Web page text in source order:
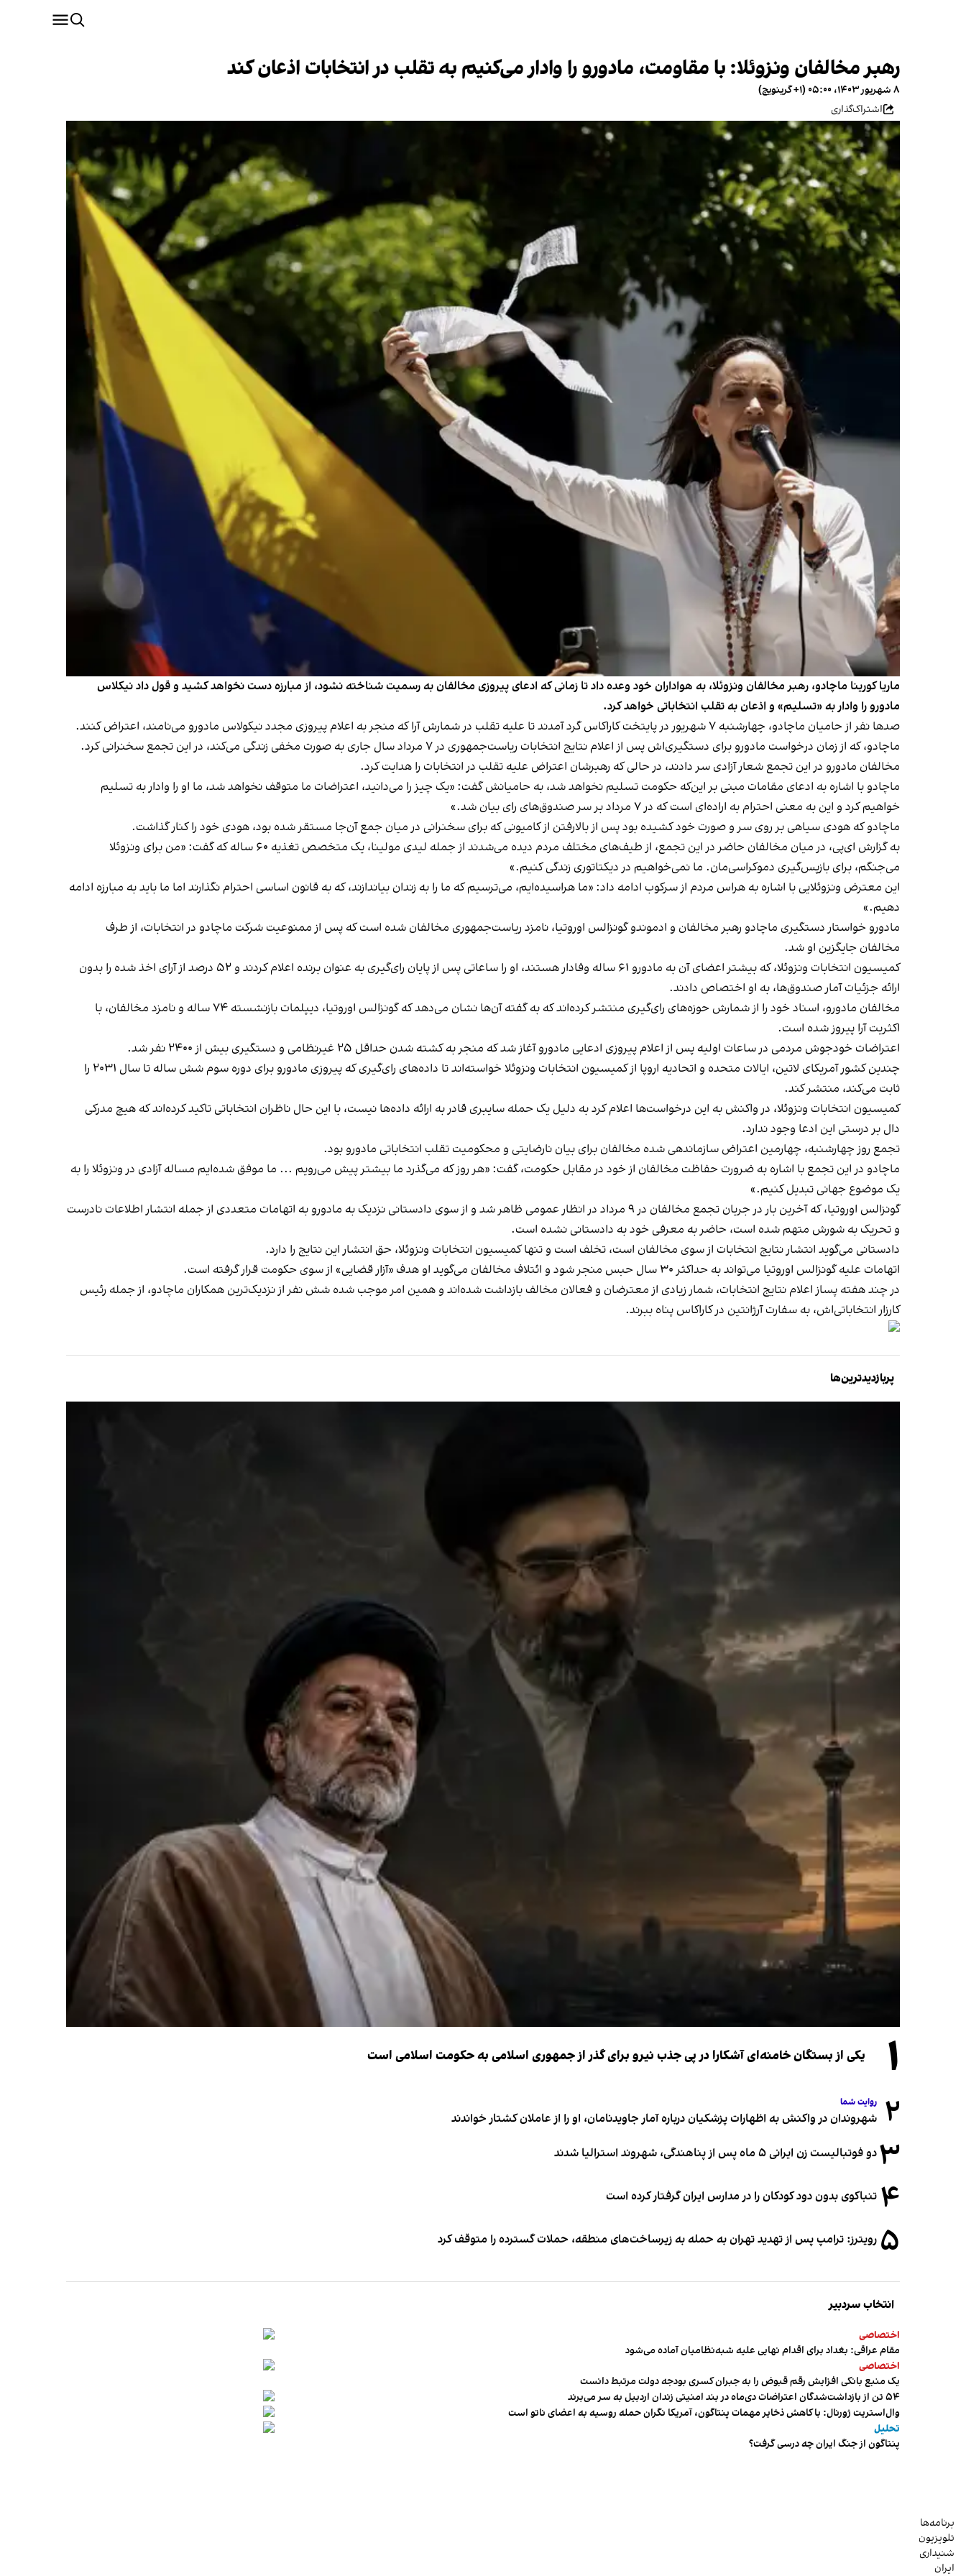
رهبر مخالفان ونزوئلا: با مقاومت، مادورو را وادار می‌کنیم به تقلب در انتخابات اذعان کند
۸ شهریور ۱۴۰۳، ۰۵:۰۰ (‎+۱ گرینویچ)
اشتراک‌گذاری
ماریا کورینا ماچادو، رهبر مخالفان ونزوئلا، به هواداران خود وعده داد تا زمانی که ادعای پیروزی مخالفان به رسمیت شناخته نشود، از مبارزه دست نخواهد کشید و قول داد نیکلاس
مادورو را وادار به «تسلیم» و اذعان به تقلب انتخاباتی خواهد کرد.
صدها نفر از حامیان ماچادو، چهارشنبه ۷ شهریور در پایتخت کاراکاس گرد آمدند تا علیه تقلب در شمارش آرا که منجر به اعلام پیروزی مجدد نیکولاس مادورو می‌نامند، اعتراض کنند.
ماچادو، که از زمان درخواست مادورو برای دستگیری‌اش پس از اعلام نتایج انتخابات ریاست‌جمهوری در ۷ مرداد سال جاری به صورت مخفی زندگی می‌کند، در این تجمع سخنرانی کرد.
مخالفان مادورو در این تجمع شعار آزادی سر دادند، در حالی که رهبرشان اعتراض علیه تقلب در انتخابات را هدایت کرد.
ماچادو با اشاره به ادعای مقامات مبنی بر این‌که حکومت تسلیم نخواهد شد، به حامیانش گفت: «یک چیز را می‌دانید، اعتراضات ما متوقف نخواهد شد، ما او را وادار به تسلیم
خواهیم کرد و این به معنی احترام به اراده‌ای است که در ۷ مرداد بر سر صندوق‌های رای بیان شد.»
ماچادو که هودی سیاهی بر روی سر و صورت خود کشیده بود پس از بالارفتن از کامیونی که برای سخنرانی در میان جمع آن‌جا مستقر شده بود، هودی خود را کنار گذاشت.
به گزارش ای‌پی، در میان مخالفان حاضر در این تجمع، از طیف‌های مختلف مردم دیده می‌شدند از جمله لیدی مولینا، یک متخصص تغذیه ۶۰ ساله که گفت: «من برای ونزوئلا
می‌جنگم، برای بازپس‌گیری دموکراسی‌مان. ما نمی‌خواهیم در دیکتاتوری زندگی کنیم.»
این معترض ونزوئلایی با اشاره به هراس مردم از سرکوب ادامه داد: «ما هراسیده‌ایم، می‌ترسیم که ما را به زندان بیاندازند، که به قانون اساسی احترام نگذارند اما ما باید به مبارزه ادامه
دهیم.»
مادورو خواستار دستگیری ماچادو رهبر مخالفان و ادموندو گونزالس اوروتیا، نامزد ریاست‌جمهوری مخالفان شده است که پس از ممنوعیت شرکت ماچادو در انتخابات، از طرف
مخالفان جایگزین او شد.
کمیسیون انتخابات ونزوئلا، که بیشتر اعضای آن به مادورو ۶۱ ساله وفادار هستند، او را ساعاتی پس از پایان رای‌گیری به عنوان برنده اعلام کردند و ۵۲ درصد از آرای اخذ شده را بدون
ارائه جزئيات آمار صندوق‌ها، به او اختصاص دادند.
مخالفان مادورو، اسناد خود را از شمارش حوزه‌های رای‌گیری منتشر کرده‌اند که به گفته آن‌ها نشان می‌دهد که گونزالس اوروتیا، دیپلمات بازنشسته ۷۴ ساله و نامزد مخالفان، با
اکثریت آرا پیروز شده است.
اعتراضات خودجوش مردمی در ساعات اولیه پس از اعلام پیروزی ادعایی مادورو آغاز شد که منجر به کشته شدن حداقل ۲۵ غیرنظامی و دستگیری بیش از ۲۴۰۰ نفر شد.
چندین کشور آمریکای لاتین، ایالات متحده و اتحادیه اروپا از کمیسیون انتخابات ونزوئلا خواسته‌اند تا داده‌های رای‌گیری که پیروزی مادورو برای دوره سوم شش ساله تا سال ۲۰۳۱ را
ثابت می‌کند، منتشر کند.
کمیسیون انتخابات ونزوئلا، در واکنش به این درخواست‌ها اعلام کرد به دلیل یک حمله سایبری قادر به ارائه داده‌ها نیست، با این حال ناظران انتخاباتی تاکید کرده‌اند که هیچ مدرکی
دال بر درستی این ادعا وجود ندارد.
تجمع روز چهارشنبه، چهارمین اعتراض سازماندهی شده مخالفان برای بیان نارضایتی و محکومیت تقلب انتخاباتی مادورو بود.
ماچادو در این تجمع با اشاره به ضرورت حفاظت مخالفان از خود در مقابل حکومت، گفت: «هر روز که می‌گذرد ما بیشتر پیش می‌رویم ... ما موفق شده‌ایم مساله آزادی در ونزوئلا را به
یک موضوع جهانی تبدیل کنیم.»
گونزالس اوروتیا، که آخرین بار در جریان تجمع مخالفان در ۹ مرداد در انظار عمومی ظاهر شد و از سوی دادستانی نزدیک به مادورو به اتهامات متعددی از جمله انتشار اطلاعات نادرست
و تحریک به شورش متهم شده است، حاضر به معرفی خود به دادستانی نشده است.
دادستانی می‌گوید انتشار نتایج انتخابات از سوی مخالفان است، تخلف است و تنها کمیسیون انتخابات ونزوئلا، حق انتشار این نتایج را دارد.
اتهامات علیه گونزالس اوروتیا می‌تواند به حداکثر ۳۰ سال حبس منجر شود و ائتلاف مخالفان می‌گوید او هدف «آزار قضایی» از سوی حکومت قرار گرفته است.
در چند هفته پساز اعلام نتایج انتخابات، شمار زیادی از معترضان و فعالان مخالف بازداشت شده‌اند و همین امر موجب شده شش نفر از نزدیک‌ترین همکاران ماچادو، از جمله رئیس
کارزار انتخاباتی‌اش، به سفارت آرژانتین در کاراکاس پناه ببرند.
پربازدیدترین‌ها
۱ یکی از بستگان خامنه‌ای آشکارا در پی جذب نیرو برای گذر از جمهوری اسلامی به حکومت اسلامی است
۲ روایت شما
شهروندان در واکنش به اظهارات پزشکیان درباره آمار جاویدنامان، او را از عاملان کشتار خواندند
۳دو فوتبالیست زن ایرانی ۵ ماه پس از پناهندگی، شهروند استرالیا شدند
۴ تنباکوی بدون دود کودکان را در مدارس ایران گرفتار کرده است
۵ رویترز: ترامپ پس از تهدید تهران به حمله به زیرساخت‌های منطقه، حملات گسترده را متوقف کرد
انتخاب سردبیر
اختصاصی
مقام عراقی: بغداد برای اقدام نهایی علیه شبه‌نظامیان آماده می‌شود
اختصاصی
یک منبع بانکی افزایش رقم قبوض را به جبران کسری بودجه دولت مرتبط دانست
۵۴ تن از بازداشت‌شدگان اعتراضات دی‌ماه در بند امنیتی زندان اردبیل به سر می‌برند
وال‌استریت ژورنال: با کاهش ذخایر مهمات پنتاگون، آمریکا نگران حمله روسیه به اعضای ناتو‌ است
تحلیل
پنتاگون از جنگ ایران چه درسی گرفت؟
برنامه‌ها
تلویزیون
شنیداری
ایران